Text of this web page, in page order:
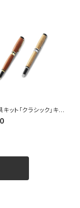
ット「クラシック」キャ
ルペン